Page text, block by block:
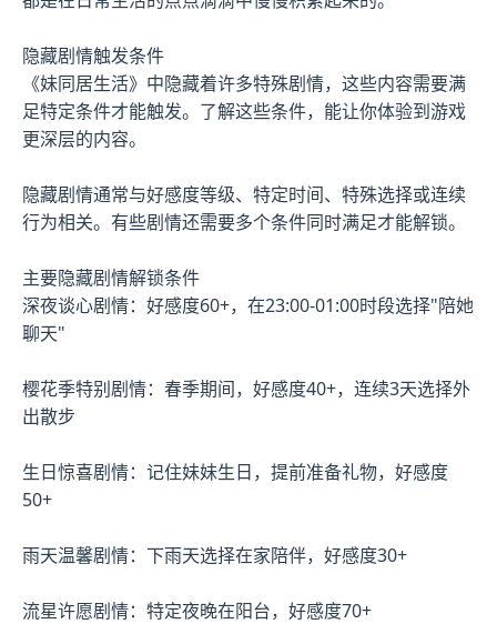
隐藏剧情触发条件
《妹同居生活》中隐藏着许多特殊剧情，这些内容需要满
足特定条件才能触发。了解这些条件，能让你体验到游戏
更深层的内容。
隐藏剧情通常与好感度等级、特定时间、特殊选择或连续
行为相关。有些剧情还需要多个条件同时满足才能解锁。
主要隐藏剧情解锁条件
深夜谈心剧情：好感度60+，在23:00-01:00时段选择"陪她
聊天"
樱花季特别剧情：春季期间，好感度40+，连续3天选择外
出散步
生日惊喜剧情：记住妹妹生日，提前准备礼物，好感度
50+
雨天温馨剧情：下雨天选择在家陪伴，好感度30+
流星许愿剧情：特定夜晚在阳台，好感度70+